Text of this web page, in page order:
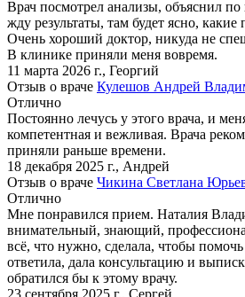
Врач посмотрел анализы, объяснил
жду результаты, там будет ясно,
Очень хороший доктор, никуда не
В клинике приняли меня вовремя.
11 марта 2026 г., Георгий
Отзыв о враче Кулешов Андрей
Отлично
Постоянно лечусь у этого врача, и
компетентная и вежливая. Врача
приняли раньше времени.
18 декабря 2025 г., Андрей
Отзыв о враче Чикина Светлана
Отлично
Мне понравился прием. Наталия
внимательный, знающий,
всё, что нужно, сделала, чтобы
ответила, дала консультацию и
обратился бы к этому врачу.
23 сентября 2025 г., Сергей